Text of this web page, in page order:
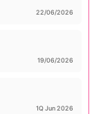
Actualizado:
22/06/2026
Actualizado:
19/06/2026
Actualizado:
1Q Jun 2026